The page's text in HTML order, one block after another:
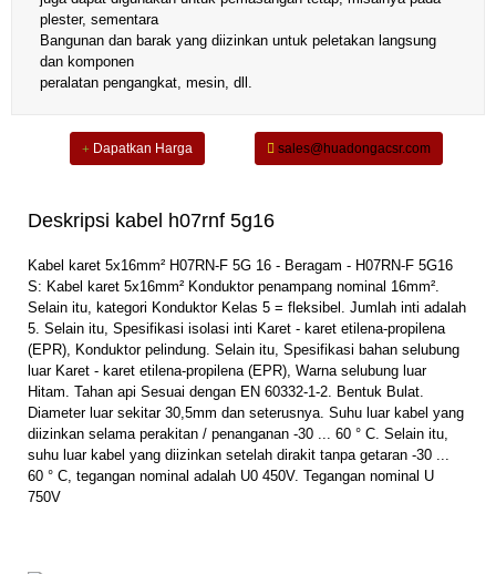
plester, sementara
Bangunan dan barak yang diizinkan untuk peletakan langsung
dan komponen
peralatan pengangkat, mesin, dll.
Dapatkan Harga sales@huadongacsr.com
Deskripsi kabel h07rnf 5g16
Kabel karet 5x16mm² H07RN-F 5G 16 - Beragam - H07RN-F 5G16
S: Kabel karet 5x16mm² Konduktor penampang nominal 16mm².
Selain itu, kategori Konduktor Kelas 5 = fleksibel. Jumlah inti adalah
5. Selain itu, Spesifikasi isolasi inti Karet - karet etilena-propilena
(EPR), Konduktor pelindung. Selain itu, Spesifikasi bahan selubung
luar Karet - karet etilena-propilena (EPR), Warna selubung luar
Hitam. Tahan api Sesuai dengan EN 60332-1-2. Bentuk Bulat.
Diameter luar sekitar 30,5mm dan seterusnya. Suhu luar kabel yang
diizinkan selama perakitan / penanganan -30 ... 60 ° C. Selain itu,
suhu luar kabel yang diizinkan setelah dirakit tanpa getaran -30 ...
60 ° C, tegangan nominal adalah U0 450V. Tegangan nominal U
750V